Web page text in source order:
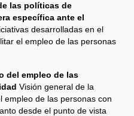
las políticas de
específica ante el
desarrolladas en el
el empleo de las personas
del empleo de las
Visión general de la
empleo de las personas con
desde el punto de vista